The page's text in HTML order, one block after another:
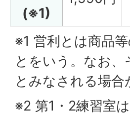
(※1)
※1 営利とは商品
とをいう。なお
とみなされる場合
※2 第1・2練習室